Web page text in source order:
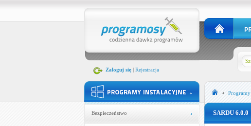
Zaloguj się| Rejestracja
Bezpieczeństwo
Programy
SARDU 6.0.0